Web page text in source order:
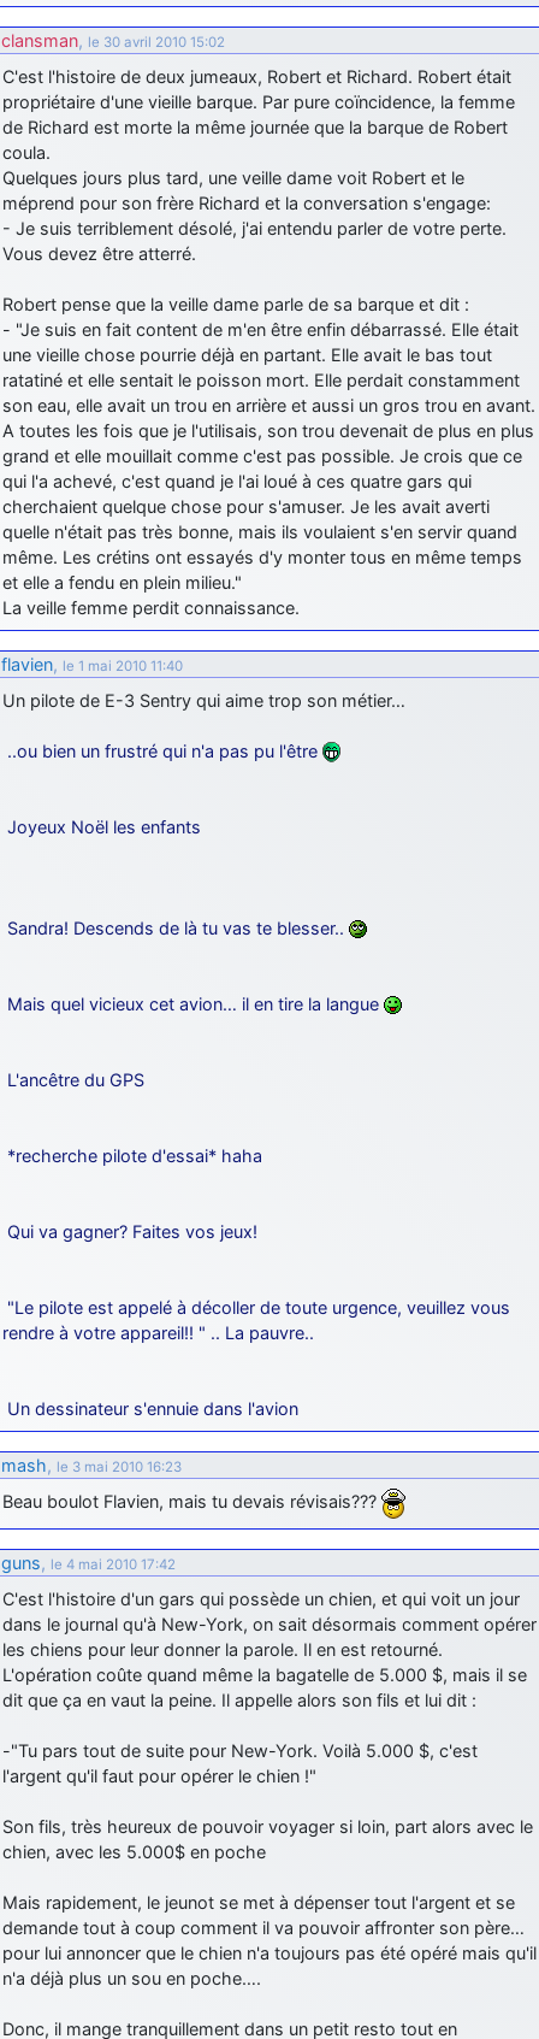
clansman, le 30 avril 2010 15:02
C'est l'histoire de deux jumeaux, Robert et Richard. Robert était
propriétaire d'une vieille barque. Par pure coïncidence, la femme
de Richard est morte la même journée que la barque de Robert
coula.
Quelques jours plus tard, une veille dame voit Robert et le
méprend pour son frère Richard et la conversation s'engage:
- Je suis terriblement désolé, j'ai entendu parler de votre perte.
Vous devez être atterré.
Robert pense que la veille dame parle de sa barque et dit :
- "Je suis en fait content de m'en être enfin débarrassé. Elle était
une vieille chose pourrie déjà en partant. Elle avait le bas tout
ratatiné et elle sentait le poisson mort. Elle perdait constamment
son eau, elle avait un trou en arrière et aussi un gros trou en avant.
A toutes les fois que je l'utilisais, son trou devenait de plus en plus
grand et elle mouillait comme c'est pas possible. Je crois que ce
qui l'a achevé, c'est quand je l'ai loué à ces quatre gars qui
cherchaient quelque chose pour s'amuser. Je les avait averti
quelle n'était pas très bonne, mais ils voulaient s'en servir quand
même. Les crétins ont essayés d'y monter tous en même temps
et elle a fendu en plein milieu."
La veille femme perdit connaissance.
flavien, le 1 mai 2010 11:40
Un pilote de E-3 Sentry qui aime trop son métier…
..ou bien un frustré qui n'a pas pu l'être
Joyeux Noël les enfants
Sandra! Descends de là tu vas te blesser..
Mais quel vicieux cet avion… il en tire la langue
L'ancêtre du GPS
*recherche pilote d'essai* haha
Qui va gagner? Faites vos jeux!
"Le pilote est appelé à décoller de toute urgence, veuillez vous
rendre à votre appareil!! " .. La pauvre..
Un dessinateur s'ennuie dans l'avion
mash, le 3 mai 2010 16:23
Beau boulot Flavien, mais tu devais révisais???
guns, le 4 mai 2010 17:42
C'est l'histoire d'un gars qui possède un chien, et qui voit un jour
dans le journal qu'à New-York, on sait désormais comment opérer
les chiens pour leur donner la parole. Il en est retourné.
L'opération coûte quand même la bagatelle de 5.000 $, mais il se
dit que ça en vaut la peine. Il appelle alors son fils et lui dit :
-"Tu pars tout de suite pour New-York. Voilà 5.000 $, c'est
l'argent qu'il faut pour opérer le chien !"
Son fils, très heureux de pouvoir voyager si loin, part alors avec le
chien, avec les 5.000$ en poche
Mais rapidement, le jeunot se met à dépenser tout l'argent et se
demande tout à coup comment il va pouvoir affronter son père…
pour lui annoncer que le chien n'a toujours pas été opéré mais qu'il
n'a déjà plus un sou en poche….
Donc, il mange tranquillement dans un petit resto tout en